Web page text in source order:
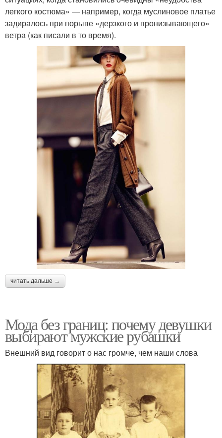
легкого костюма» — например, когда муслиновое платье
задиралось при порыве «дерзкого и пронизывающего»
ветра (как писали в то время).
читать дальше →
Мода без границ: почему девушки
выбирают мужские рубашки
Внешний вид говорит о нас громче, чем наши слова